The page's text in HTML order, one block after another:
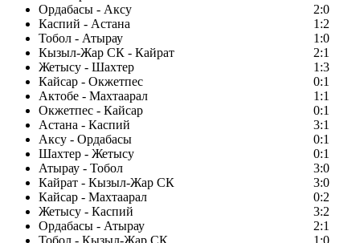
Ордабасы - Аксу
2:0
Каспий - Астана
1:2
Тобол - Атырау
1:0
Кызыл-Жар СК - Кайрат
2:1
Жетысу - Шахтер
1:3
Кайсар - Окжетпес
0:1
Актобе - Махтаарал
1:1
Окжетпес - Кайсар
0:1
Астана - Каспий
3:1
Аксу - Ордабасы
0:1
Шахтер - Жетысу
0:1
Атырау - Тобол
3:0
Кайрат - Кызыл-Жар СК
3:0
Кайсар - Махтаарал
0:2
Жетысу - Каспий
3:2
Ордабасы - Атырау
2:1